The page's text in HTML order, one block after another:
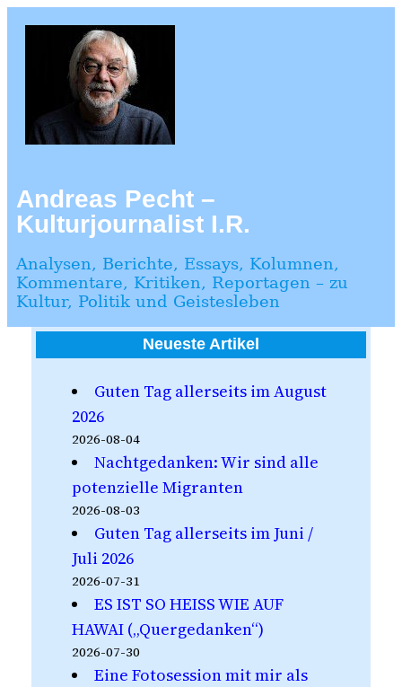
springen
Andreas Pecht –
Kulturjournalist I.R.
Analysen, Berichte, Essays, Kolumnen,
Kommentare, Kritiken, Reportagen – zu
Kultur, Politik und Geistesleben
Neueste Artikel
Guten Tag allerseits im August
2026
2026-08-04
Nachtgedanken: Wir sind alle
potenzielle Migranten
2026-08-03
Guten Tag allerseits im Juni /
Juli 2026
2026-07-31
ES IST SO HEISS WIE AUF
HAWAI („Quergedanken“)
2026-07-30
Eine Fotosession mit mir als